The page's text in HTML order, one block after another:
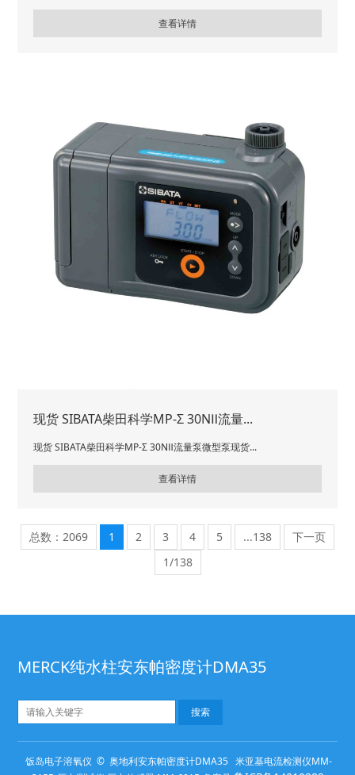
查看详情
现货 SIBATA柴田科学MP-Σ 30NⅡ流量...
现货 SIBATA柴田科学MP-Σ 30NⅡ流量泵微型泵现货...
查看详情
总数：2069 1 2 3 4 5 ...138
下一页
1/138
MERCK纯水柱安东帕密度计DMA35
饭岛电子溶氧仪 © 奥地利安东帕密度计DMA35 米亚基电流检测仪MM-